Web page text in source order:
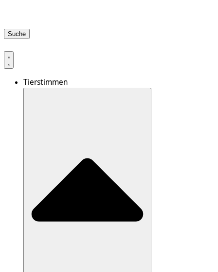
Suche
Tierstimmen